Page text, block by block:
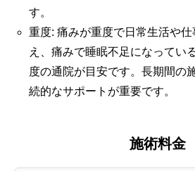
す。
重度: 痛みが重度で日常生活や
え、痛みで睡眠不足になってい
度の通院が目安です。長期間の
続的なサポートが重要です。
施術料金